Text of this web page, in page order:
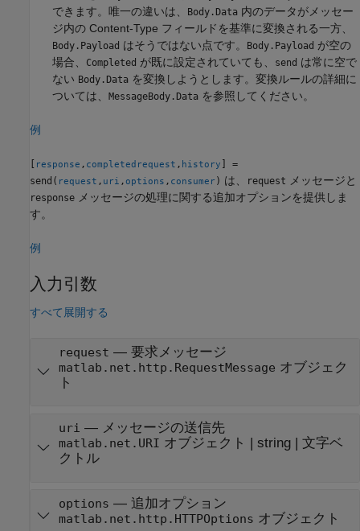
できます。唯一の違いは、
Body.Data 内のデータがメッセー
ジ内の Content-Type フィールドを基準に変換される一方、
Body.Payload はそうではない点です。 Body.Payload が空の
場合、
Completed が既に設定されていても、 send は常に空で
ない Body.Data を変換しようとします。変換ルールの詳細に
ついては、 MessageBody.Data を参照してください。
例
[ response , completedrequest , history ] =
send( request , uri ,options , consumer) は、 request メッセージと
response メッセージの処理に関する追加オプションを提供しま
す。
例
入力引数
すべて展開する
request — 要求メッセージ
matlab.net.http.RequestMessage オブジェク
ト
uri — メッセージの送信先
matlab.net.URI オブジェクト | string| 文字ベ
クトル
options — 追加オプション
matlab.net.http.HTTPOptions オブジェクト